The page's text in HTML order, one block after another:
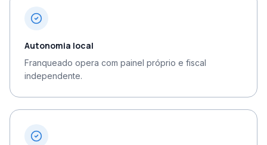
Autonomia local
Franqueado opera com painel próprio e fiscal
independente.